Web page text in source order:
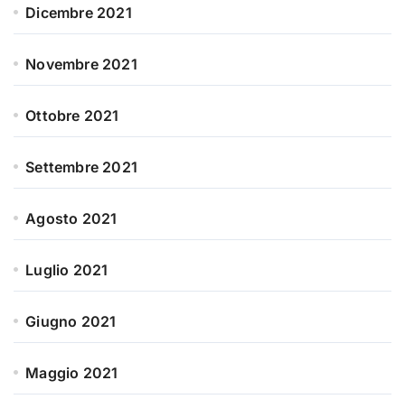
Dicembre 2021
Novembre 2021
Ottobre 2021
Settembre 2021
Agosto 2021
Luglio 2021
Giugno 2021
Maggio 2021